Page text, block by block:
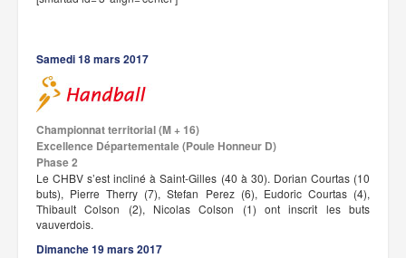
Samedi 18 mars 2017
Championnat territorial (M + 16)
Excellence Départementale (Poule Honneur D)
Phase 2
Le CHBV s’est incliné à Saint-Gilles (40 à 30). Dorian Courtas (10
buts), Pierre Therry (7), Stefan Perez (6), Eudoric Courtas (4),
Thibault Colson (2), Nicolas Colson (1) ont inscrit les buts
vauverdois.
Dimanche 19 mars 2017